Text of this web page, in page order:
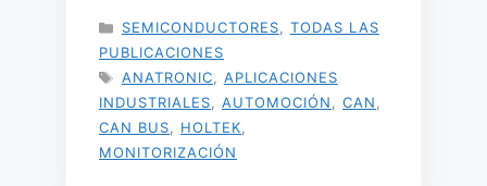
CATEGORÍAS
SEMICONDUCTORES
TODAS LAS
PUBLICACIONES
ETIQUETAS
ANATRONIC
APLICACIONES
INDUSTRIALES
AUTOMOCIÓN CAN
CAN BUS
HOLTEK
MONITORIZACIÓN